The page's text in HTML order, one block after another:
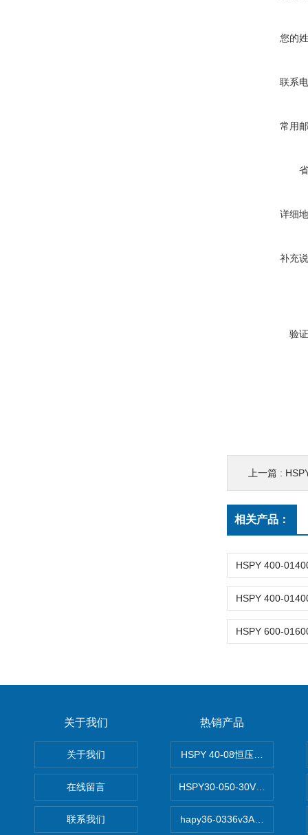
您的
联系
常用
详细
补充
验
上一篇 :
相关产品：
关于我们
关于我们
在线留言
联系我们
热销产品
HSPY 40-08恒压恒流恒功率
HSPY30-050-30V/-05A可调
hapy36-0336v3A高精度小型